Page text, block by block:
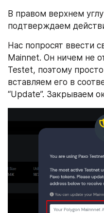
В правом верхнем
подтверждаем
Нас попросят ввести
Mainnet. Он ничем не
Testet, поэтому
вставляем его в
“Update”. Закрываем